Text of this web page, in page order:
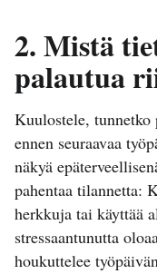
2. Mistä
palautua
Kuulostele, tunnetko
ennen seuraavaa
näkyä
pahentaa tilannetta:
herkkuja tai käyttää
stressaantunutta
houkuttelee